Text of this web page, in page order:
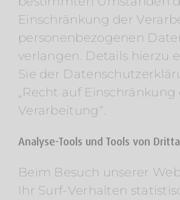
Einschränkung der
personenbezogenen
verlangen. Details hierzu
Sie der
„Recht auf Einschränkung
Verarbeitung“.
Analyse-Tools und Tools von
Beim Besuch unserer
Ihr Surf-Verhalten